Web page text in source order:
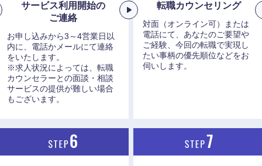
サービス利用開始の
ご連絡
お申し込みから3～4営業日以
内に、電話かメールにて連絡
をいたします。
※求人状況によっては、転職
カウンセラーとの面談・相談
サービスの提供が難しい場合
もございます。
転職カウンセリング
対面（オンライン可）または
電話にて、あなたのご要望や
ご経験、今回の転職で実現し
たい事柄の優先順位などをお
伺いします。